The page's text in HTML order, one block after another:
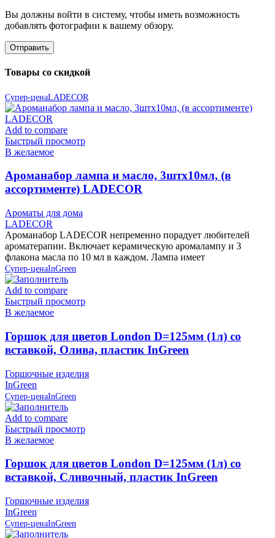
Вы должны войти в систему, чтобы иметь возможность
добавлять фотографии к вашему обзору.
Товары со скидкой
Супер-ценаLADECOR
Add to compare
Быстрый просмотр
В желаемое
Ароманабор лампа и масло, 3штx10мл, (в
ассортименте) LADECOR
Ароматы для дома
LADECOR
Ароманабор LADECOR непременно порадует любителей
ароматерапии. Включает керамическую аромалампу и 3
флакона масла по 10 мл в каждом. Лампа имеет
Супер-ценаInGreen
Add to compare
Быстрый просмотр
В желаемое
Горшок для цветов London D=125мм (1л) со
вставкой, Олива, пластик InGreen
Горшочные изделия
InGreen
Супер-ценаInGreen
Add to compare
Быстрый просмотр
В желаемое
Горшок для цветов London D=125мм (1л) со
вставкой, Сливочный, пластик InGreen
Горшочные изделия
InGreen
Супер-ценаInGreen